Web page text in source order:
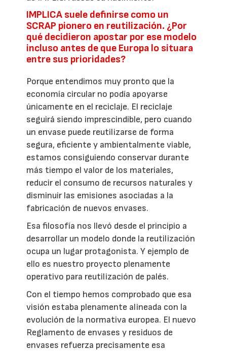
IMPLICA suele definirse como un
SCRAP pionero en reutilización. ¿Por
qué decidieron apostar por ese modelo
incluso antes de que Europa lo situara
entre sus prioridades?
Porque entendimos muy pronto que la
economía circular no podía apoyarse
únicamente en el reciclaje. El reciclaje
seguirá siendo imprescindible, pero cuando
un envase puede reutilizarse de forma
segura, eficiente y ambientalmente viable,
estamos consiguiendo conservar durante
más tiempo el valor de los materiales,
reducir el consumo de recursos naturales y
disminuir las emisiones asociadas a la
fabricación de nuevos envases.
Esa filosofía nos llevó desde el principio a
desarrollar un modelo donde la reutilización
ocupa un lugar protagonista. Y ejemplo de
ello es nuestro proyecto plenamente
operativo para reutilización de palés.
Con el tiempo hemos comprobado que esa
visión estaba plenamente alineada con la
evolución de la normativa europea. El nuevo
Reglamento de envases y residuos de
envases refuerza precisamente esa